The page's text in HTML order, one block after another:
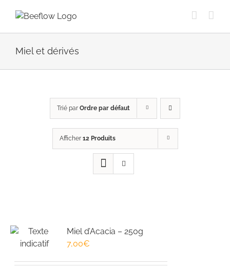
Miel et dérivés
Trié par Ordre par défaut
Afficher 12 Produits
Miel d’Acacia – 250g
7,00€